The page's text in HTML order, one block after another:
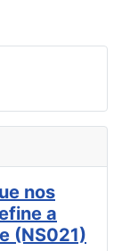
nos
a
(NS021)